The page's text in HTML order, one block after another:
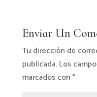
Enviar Un
Tu dirección de
publicada.Los
marcados con*